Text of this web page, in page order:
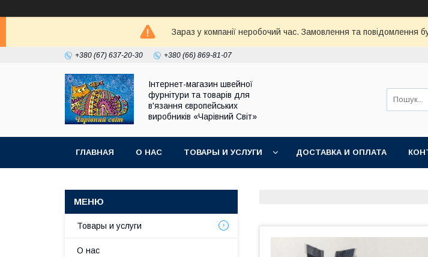
Зараз у компанії неробочий час. Замовлення та повідомлення
+380 (67) 637-20-30 +380 (66) 869-81-07
Інтернет-магазин швейної
фурнітури та товарів для
в'язання європейських
виробників «Чарiвний Світ»
ГЛАВНАЯ О НАС ТОВАРЫ И УСЛУГИ ДОСТАВКА И ОПЛАТА
Товары и услуги
О нас